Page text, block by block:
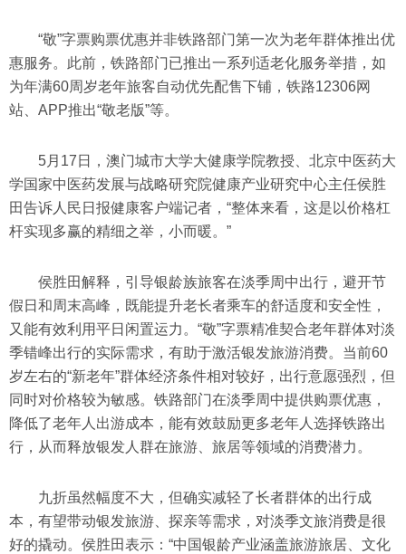
“敬”字票购票优惠并非铁路部门第一次为老年群体推出优
惠服务。此前，铁路部门已推出一系列适老化服务举措，如
为年满60周岁老年旅客自动优先配售下铺，铁路12306网
站、APP推出“敬老版”等。
5月17日，澳门城市大学大健康学院教授、北京中医药大
学国家中医药发展与战略研究院健康产业研究中心主任侯胜
田告诉人民日报健康客户端记者，“整体来看，这是以价格杠
杆实现多赢的精细之举，小而暖。”
侯胜田解释，引导银龄族旅客在淡季周中出行，避开节
假日和周末高峰，既能提升老长者乘车的舒适度和安全性，
又能有效利用平日闲置运力。“敬”字票精准契合老年群体对淡
季错峰出行的实际需求，有助于激活银发旅游消费。当前60
岁左右的“新老年”群体经济条件相对较好，出行意愿强烈，但
同时对价格较为敏感。铁路部门在淡季周中提供购票优惠，
降低了老年人出游成本，能有效鼓励更多老年人选择铁路出
行，从而释放银发人群在旅游、旅居等领域的消费潜力。
九折虽然幅度不大，但确实减轻了长者群体的出行成
本，有望带动银发旅游、探亲等需求，对淡季文旅消费是很
好的撬动。侯胜田表示：“中国银龄产业涵盖旅游旅居、文化